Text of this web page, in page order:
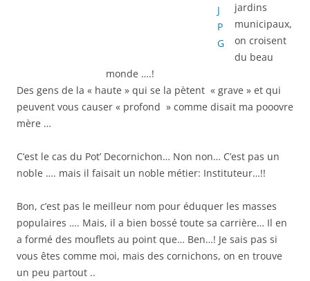
jardins
municipaux,
on croisent
du beau
monde ….!
Des gens de la « haute » qui se la pètent « grave » et qui
peuvent vous causer « profond » comme disait ma pooovre
mère …
C’est le cas du Pot’ Decornichon… Non non… C’est pas un
noble …. mais il faisait un noble métier: Instituteur…!!
Bon, c’est pas le meilleur nom pour éduquer les masses
populaires …. Mais, il a bien bossé toute sa carrière… Il en
a formé des mouflets au point que… Ben…! Je sais pas si
vous êtes comme moi, mais des cornichons, on en trouve
un peu partout ..